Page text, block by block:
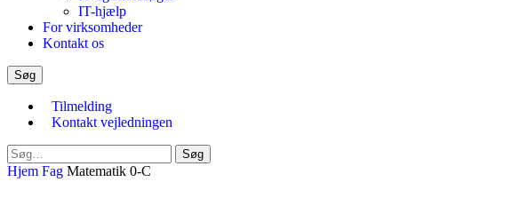
IT-hjælp
For virksomheder
Kontakt os
Søg
Tilmelding
Kontakt vejledningen
Luk
søgeformular
Søg
Hjem Fag Matematik 0-C